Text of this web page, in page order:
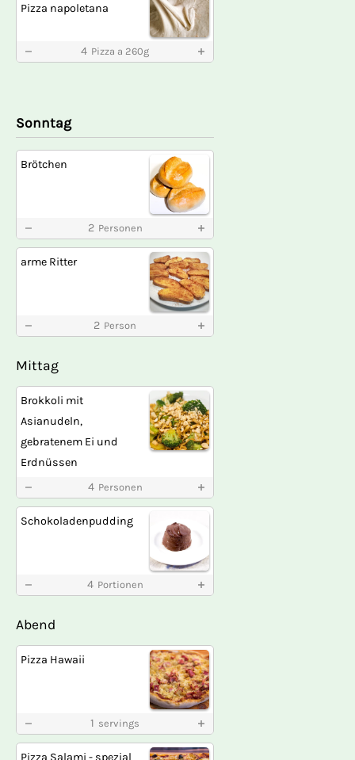
Pizza napoletana
4 Pizza a 260g
Sonntag
Brötchen
2 Personen
arme Ritter
2 Person
Mittag
Brokkoli mit
Asianudeln,
gebratenem Ei und
Erdnüssen
4 Personen
Schokoladenpudding
4 Portionen
Abend
Pizza Hawaii
1 servings